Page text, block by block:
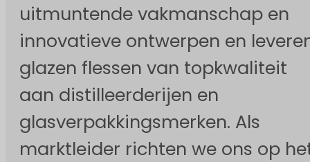
uitmuntende vakmanschap en
innovatieve ontwerpen en
glazen flessen van topkwaliteit
aan distilleerderijen en
glasverpakkingsmerken. Als
marktleider richten we ons op